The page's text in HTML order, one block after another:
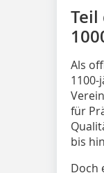
Teil
Als
für
bis
Doch